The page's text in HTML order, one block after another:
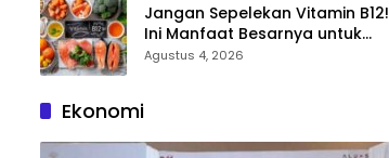
Jangan Sepelekan Vitamin B12!
Ini Manfaat Besarnya untuk
Energi, Otak, dan Pembentukan
Agustus 4, 2026
Ekonomi